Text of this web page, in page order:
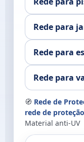
Rede para
Rede para
Rede para
🧭 Rede de
rede de
Material anti-UV